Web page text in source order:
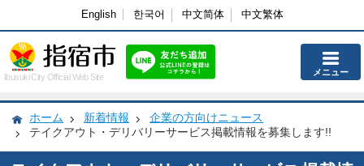
English 한국어 中文简体 中文繁体
Ibusuki City Official Web Site メニュー
ホーム 新着情報
企業の方向けニュース
テイクアウト・デリバリーサービス掲載情報を募集します!!